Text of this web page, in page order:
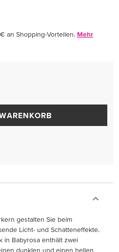
an Shopping-Vorteilen. Mehr
gestalten Sie beim
Licht- und Schatteneffekte.
in Babyrosa enthält zwei
dunklen und einen hellen